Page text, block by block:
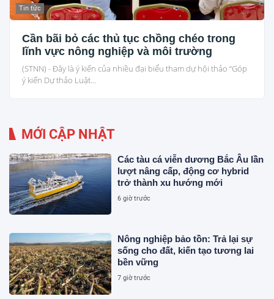
Tin tức
Cần bãi bỏ các thủ tục chồng chéo trong
lĩnh vực nông nghiệp và môi trường
(STNN) - Đây là ý kiến của nhiều đại biểu tham dự hội thảo “Góp
ý kiến Dự thảo Luật...
MỚI CẬP NHẬT
Các tàu cá viễn dương Bắc Âu lần
lượt nâng cấp, động cơ hybrid
trở thành xu hướng mới
6 giờ trước
Nông nghiệp bảo tồn: Trả lại sự
sống cho đất, kiến tạo tương lai
bền vững
7 giờ trước